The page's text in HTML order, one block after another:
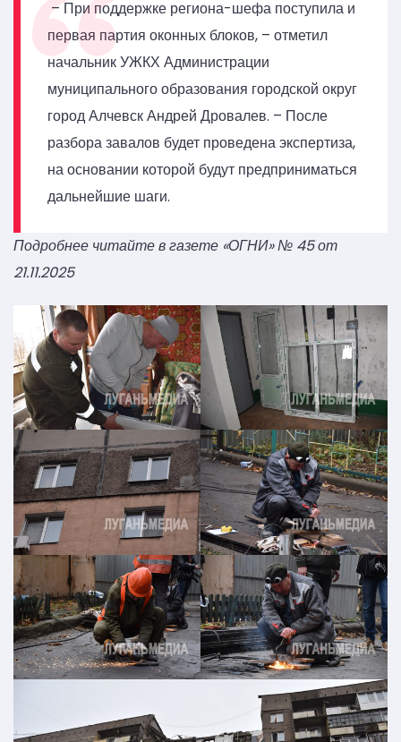
– При поддержке региона-шефа поступила и
первая партия оконных блоков, – отметил
начальник УЖКХ Администрации
муниципального образования городской округ
город Алчевск Андрей Дровалев. – После
разбора завалов будет проведена экспертиза,
на основании которой будут предприниматься
дальнейшие шаги.
Подробнее читайте в газете «ОГНИ» № 45 от
21.11.2025